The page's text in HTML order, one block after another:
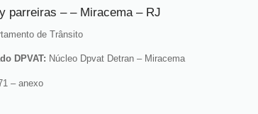
parreiras – – Miracema – RJ
de Trânsito
DPVAT: Núcleo Dpvat Detran – Miracema
– anexo